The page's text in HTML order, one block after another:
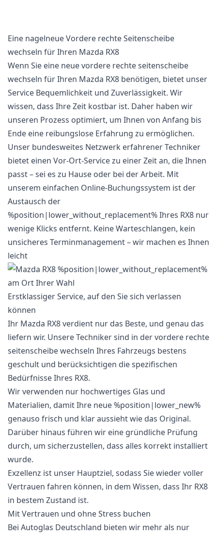
Eine nagelneue Vordere rechte Seitenscheibe
wechseln für Ihren Mazda RX8
Wenn Sie eine neue vordere rechte seitenscheibe
wechseln für Ihren Mazda RX8 benötigen, bietet unser
Service Bequemlichkeit und Zuverlässigkeit. Wir
wissen, dass Ihre Zeit kostbar ist. Daher haben wir
unseren Prozess optimiert, um Ihnen von Anfang bis
Ende eine reibungslose Erfahrung zu ermöglichen.
Unser bundesweites Netzwerk erfahrener Techniker
bietet einen Vor-Ort-Service zu einer Zeit an, die Ihnen
passt – sei es zu Hause oder bei der Arbeit. Mit
unserem einfachen Online-Buchungssystem ist der
Austausch der
%position|lower_without_replacement% Ihres RX8 nur
wenige Klicks entfernt. Keine Warteschlangen, kein
unsicheres Terminmanagement – wir machen es Ihnen
leicht
Erstklassiger Service, auf den Sie sich verlassen
können
Ihr Mazda RX8 verdient nur das Beste, und genau das
liefern wir. Unsere Techniker sind in der vordere rechte
seitenscheibe wechseln Ihres Fahrzeugs bestens
geschult und berücksichtigen die spezifischen
Bedürfnisse Ihres RX8.
Wir verwenden nur hochwertiges Glas und
Materialien, damit Ihre neue %position|lower_new%
genauso frisch und klar aussieht wie das Original.
Darüber hinaus führen wir eine gründliche Prüfung
durch, um sicherzustellen, dass alles korrekt installiert
wurde.
Exzellenz ist unser Hauptziel, sodass Sie wieder voller
Vertrauen fahren können, in dem Wissen, dass Ihr RX8
in bestem Zustand ist.
Mit Vertrauen und ohne Stress buchen
Bei Autoglas Deutschland bieten wir mehr als nur